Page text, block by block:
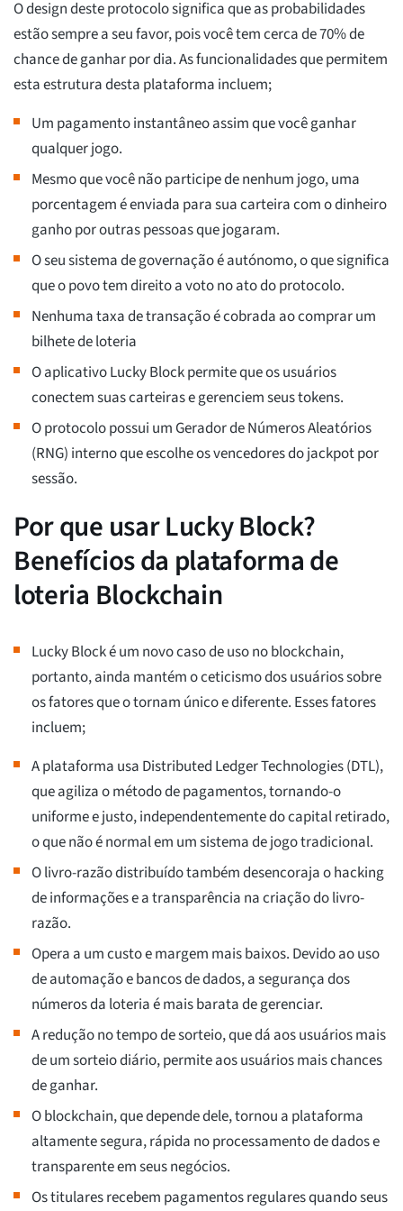
O design deste protocolo significa que as probabilidades
estão sempre a seu favor, pois você tem cerca de 70% de
chance de ganhar por dia. As funcionalidades que permitem
esta estrutura desta plataforma incluem;
Um pagamento instantâneo assim que você ganhar
qualquer jogo.
Mesmo que você não participe de nenhum jogo, uma
porcentagem é enviada para sua carteira com o dinheiro
ganho por outras pessoas que jogaram.
O seu sistema de governação é autónomo, o que significa
que o povo tem direito a voto no ato do protocolo.
Nenhuma taxa de transação é cobrada ao comprar um
bilhete de loteria
O aplicativo Lucky Block permite que os usuários
conectem suas carteiras e gerenciem seus tokens.
O protocolo possui um Gerador de Números Aleatórios
(RNG) interno que escolhe os vencedores do jackpot por
sessão.
Por que usar Lucky Block?
Benefícios da plataforma de
loteria Blockchain
Lucky Block é um novo caso de uso no blockchain,
portanto, ainda mantém o ceticismo dos usuários sobre
os fatores que o tornam único e diferente. Esses fatores
incluem;
A plataforma usa Distributed Ledger Technologies (DTL),
que agiliza o método de pagamentos, tornando-o
uniforme e justo, independentemente do capital retirado,
o que não é normal em um sistema de jogo tradicional.
O livro-razão distribuído também desencoraja o hacking
de informações e a transparência na criação do livro-
razão.
Opera a um custo e margem mais baixos. Devido ao uso
de automação e bancos de dados, a segurança dos
números da loteria é mais barata de gerenciar.
A redução no tempo de sorteio, que dá aos usuários mais
de um sorteio diário, permite aos usuários mais chances
de ganhar.
O blockchain, que depende dele, tornou a plataforma
altamente segura, rápida no processamento de dados e
transparente em seus negócios.
Os titulares recebem pagamentos regulares quando seus